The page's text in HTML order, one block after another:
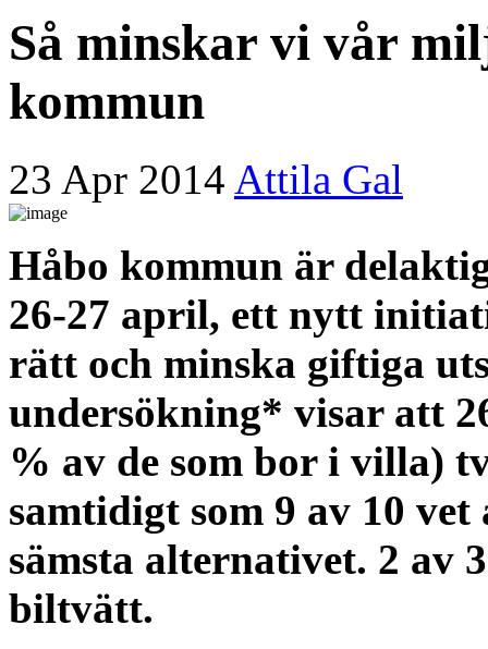
Så minskar vi vår
kommun
23 Apr 2014 Attila Gal
Håbo kommun är
26-27 april, ett nytt
rätt och minska giftiga
undersökning* visar att
% av de som bor i villa)
samtidigt som 9 av 10
sämsta alternativet. 2 av
biltvätt.